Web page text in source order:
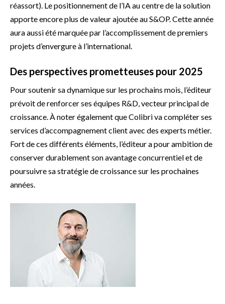
réassort). Le positionnement de l’IA au centre de la solution
apporte encore plus de valeur ajoutée au S&OP. Cette année
aura aussi été marquée par l’accomplissement de premiers
projets d’envergure à l’international.
Des perspectives prometteuses pour 2025
Pour soutenir sa dynamique sur les prochains mois, l’éditeur
prévoit de renforcer ses équipes R&D, vecteur principal de
croissance. À noter également que Colibri va compléter ses
services d’accompagnement client avec des experts métier.
Fort de ces différents éléments, l’éditeur a pour ambition de
conserver durablement son avantage concurrentiel et de
poursuivre sa stratégie de croissance sur les prochaines
années.